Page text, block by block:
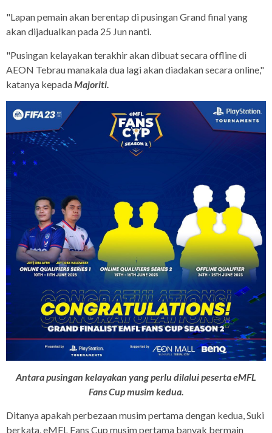
"Lapan pemain akan berentap di pusingan Grand final yang
akan dijadualkan pada 25 Jun nanti.
"Pusingan kelayakan terakhir akan dibuat secara offline di
AEON Tebrau manakala dua lagi akan diadakan secara online,"
katanya kepadaMajoriti.
Antara pusingan kelayakan yang perlu dilalui peserta eMFL
Fans Cup musim kedua.
Ditanya apakah perbezaan musim pertama dengan kedua, Suki
berkata, eMFL Fans Cup musim pertama banyak bermain